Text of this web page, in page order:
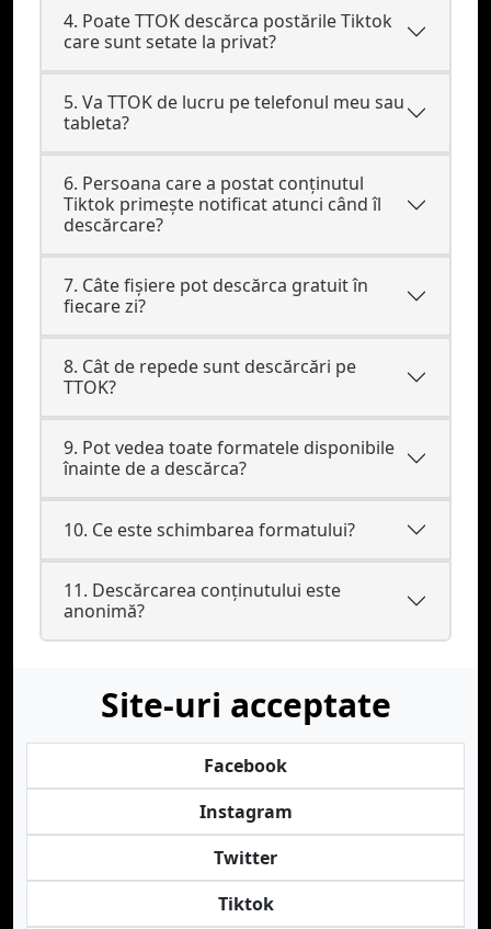
4. Poate TTOK descărca postările Tiktok
care sunt setate la privat?
5. Va TTOK de lucru pe telefonul meu sau
tableta?
6. Persoana care a postat conținutul
Tiktok primește notificat atunci când îl
descărcare?
7. Câte fișiere pot descărca gratuit în
fiecare zi?
8. Cât de repede sunt descărcări pe
TTOK?
9. Pot vedea toate formatele disponibile
înainte de a descărca?
10. Ce este schimbarea formatului?
11. Descărcarea conținutului este
anonimă?
Site-uri acceptate
Facebook
Instagram
Twitter
Tiktok